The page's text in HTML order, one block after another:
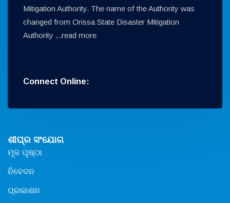
Mitigation Authority. The name of the Authority was
changed from Orissa State Disaster Mitigation
Authority ...read more
Connect Online:
ଶୀଘ୍ର ସଂଯୋଗ
ମୂଳ ପୃଷ୍ଠା
ନିବେଦନ
ପ୍ରକାଶନ